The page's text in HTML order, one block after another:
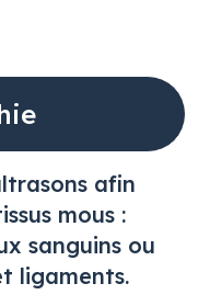
afin
mous :
sanguins ou
ligaments.